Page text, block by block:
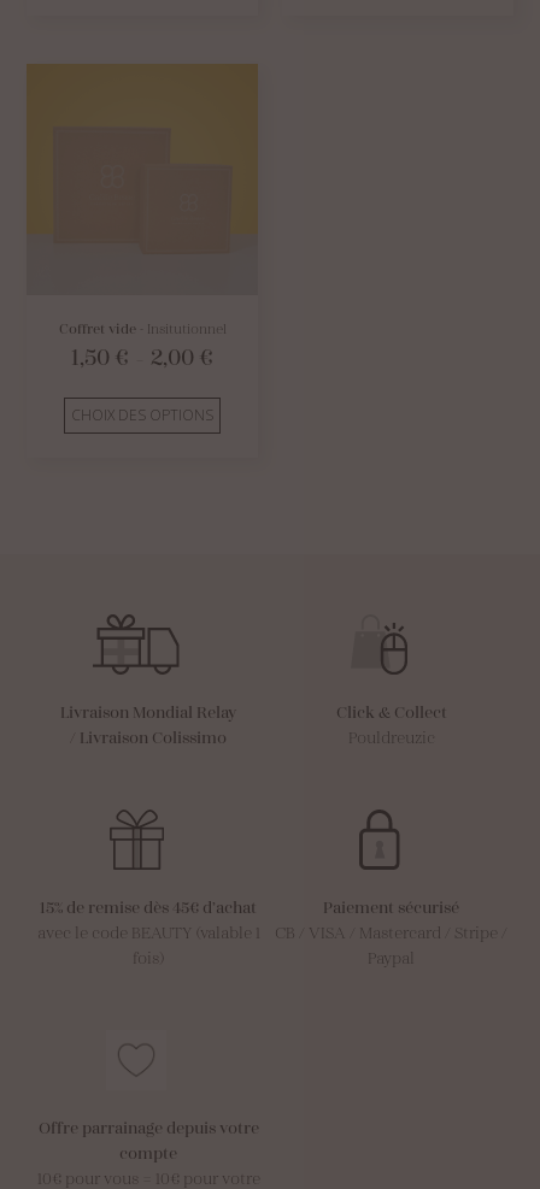
Coffret vide- Insitutionnel
1,50 € 2,00 €
à
CHOIX DES OPTIONS
Livraison Mondial Relay
Livraison Colissimo
Click & Collect
Pouldreuzic
15% de remise dès 45€ d’achat
avec le code BEAUTY (valable 1
fois)
Paiement sécurisé
CB / VISA / Mastercard / Stripe /
Paypal
Offre parrainage depuis votre
compte
10€ pour vous = 10€ pour votre